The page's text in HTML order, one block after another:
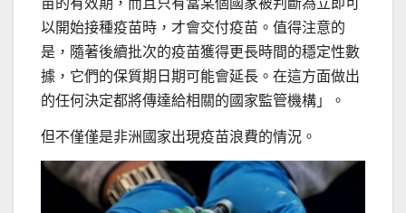
以開始接種疫苗時，才會交付疫苗。值得注意的
是，隨著後續批次的疫苗獲得更長時間的穩定性數
據，它們的保質期日期可能會延長。在這方面做出
的任何決定都將傳達給相關的國家監管機構」。
但不僅僅是非洲國家出現疫苗浪費的情況。